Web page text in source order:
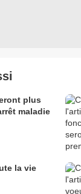
plus
maladie
la vie